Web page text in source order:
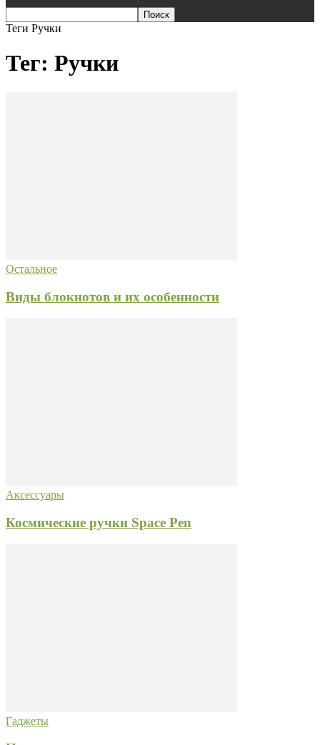
Теги Ручки
Тег: Ручки
Остальное
Виды блокнотов и их особенности
Аксессуары
Космические ручки Space Pen
Гаджеты